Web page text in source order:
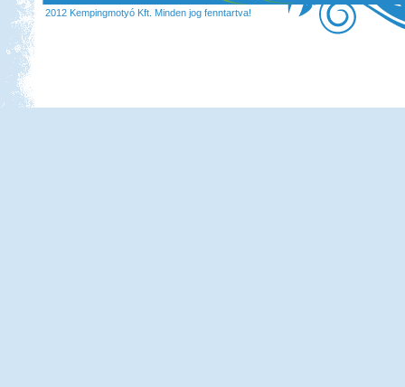
2012 Kempingmotyó Kft. Minden jog fenntartva!